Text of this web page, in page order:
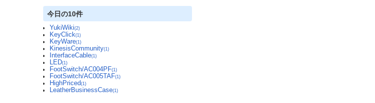
今日の10件
YukiWiki(2)
KeyClick(1)
KeyWare(1)
KinesisCommunity(1)
InterfaceCable(1)
LED(1)
FootSwitch/AC004PF(1)
FootSwitch/AC005TAF(1)
HighPriced(1)
LeatherBusinessCase(1)